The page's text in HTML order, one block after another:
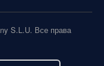
S.L.U. Все права